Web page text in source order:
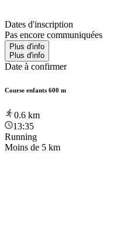
Dates d'inscription
Pas encore communiquées
Plus d'info
Plus d'info
Date à confirmer
Course enfants 600 m
0.6 km
13:35
Running
Moins de 5 km